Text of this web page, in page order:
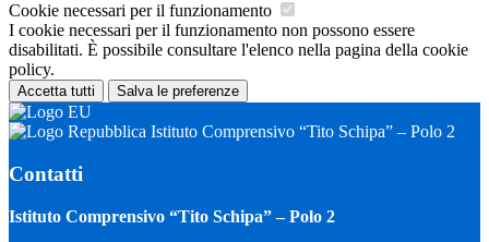
Cookie necessari per il funzionamento
I cookie necessari per il funzionamento non possono essere
disabilitati. È possibile consultare l'elenco nella pagina della cookie
policy.
Accetta tutti Salva le preferenze
Istituto Comprensivo “Tito Schipa” – Polo 2
Contatti
Istituto Comprensivo “Tito Schipa” – Polo 2